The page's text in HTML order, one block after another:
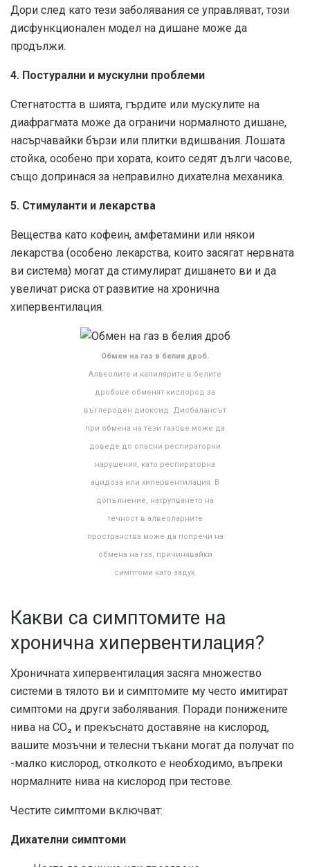
Дори след като тези заболявания се управляват, този
дисфункционален модел на дишане може да
продължи.
4. Постурални и мускулни проблеми
Стегнатостта в шията, гърдите или мускулите на
диафрагмата може да ограничи нормалното дишане,
насърчавайки бързи или плитки вдишвания. Лошата
стойка, особено при хората, които седят дълги часове,
също допринася за неправилно дихателна механика.
5. Стимуланти и лекарства
Вещества като кофеин, амфетамини или някои
лекарства (особено лекарства, които засягат нервната
ви система) могат да стимулират дишането ви и да
увеличат риска от развитие на хронична
хипервентилация.
Обмен на газ в белия дроб.
Алвеолите и капилярите в белите
дробове обменят кислород за
въглероден диоксид. Дисбалансът
при обмена на тези газове може да
доведе до опасни респираторни
нарушения, като респираторна
ацидоза или хипервентилация. В
допълнение, натрупването на
течност в алвеоларните
пространства може да попречи на
обмена на газ, причинявайки
симптоми като задух.
Какви са симптомите на
хронична хипервентилация?
Хроничната хипервентилация засяга множество
системи в тялото ви и симптомите му често имитират
симптоми на други заболявания. Поради понижените
нива на CO₂ и прекъснато доставяне на кислород,
вашите мозъчни и телесни тъкани могат да получат по
-малко кислород, отколкото е необходимо, въпреки
нормалните нива на кислород при тестове.
Честите симптоми включват:
Дихателни симптоми